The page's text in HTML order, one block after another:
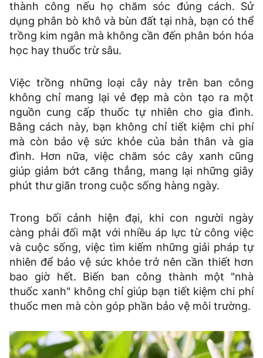
thành công nếu họ chăm sóc đúng cách. Sử
dụng phân bò khô và bùn đất tại nhà, bạn có thể
trồng kim ngân mà không cần đến phân bón hóa
học hay thuốc trừ sâu.
Việc trồng những loại cây này trên ban công
không chỉ mang lại vẻ đẹp mà còn tạo ra một
nguồn cung cấp thuốc tự nhiên cho gia đình.
Bằng cách này, bạn không chỉ tiết kiệm chi phí
mà còn bảo vệ sức khỏe của bản thân và gia
đình. Hơn nữa, việc chăm sóc cây xanh cũng
giúp giảm bớt căng thẳng, mang lại những giây
phút thư giãn trong cuộc sống hàng ngày.
Trong bối cảnh hiện đại, khi con người ngày
càng phải đối mặt với nhiều áp lực từ công việc
và cuộc sống, việc tìm kiếm những giải pháp tự
nhiên để bảo vệ sức khỏe trở nên cần thiết hơn
bao giờ hết. Biến ban công thành một "nhà
thuốc xanh" không chỉ giúp bạn tiết kiệm chi phí
thuốc men mà còn góp phần bảo vệ môi trường.